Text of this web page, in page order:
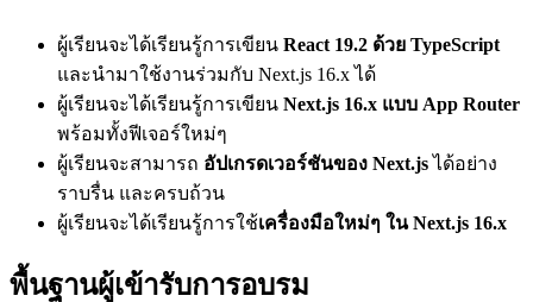
ผู้เรียนจะได้เรียนรู้การเขียน React 19.2 ด้วย TypeScript
และนำมาใช้งานร่วมกับ Next.js 16.x ได้
ผู้เรียนจะได้เรียนรู้การเขียน Next.js 16.x แบบ App Router
พร้อมทั้งฟีเจอร์ใหม่ๆ
ผู้เรียนจะสามารถ อัปเกรดเวอร์ชันของ Next.jsได้อย่าง
ราบรื่น และครบถ้วน
ผู้เรียนจะได้เรียนรู้การใช้เครื่องมือใหม่ๆ ใน Next.js 16.x
พื้นฐานผู้เข้ารับการอบรม